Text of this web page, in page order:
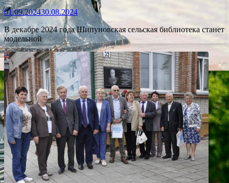
01.09.202430.08.2024
В декабре 2024 года Шипуновская сельская библиотека станет
модельной